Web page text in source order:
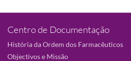
Centro de Documentação
História da Ordem dos Farmacêuticos
Objectivos e Missão